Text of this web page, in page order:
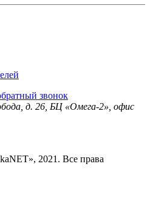
звонок
д. 26, БЦ «Омега-2», офис
2021. Все права